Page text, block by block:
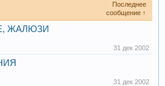
Последнее
сообщение ↑
ЖАЛЮЗИ
31 дек 2002
31 дек 2002